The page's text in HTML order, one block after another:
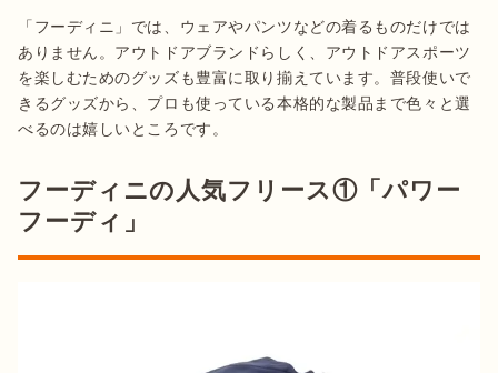
「フーディニ」では、ウェアやパンツなどの着るものだけでは
ありません。アウトドアブランドらしく、アウトドアスポーツ
を楽しむためのグッズも豊富に取り揃えています。普段使いで
きるグッズから、プロも使っている本格的な製品まで色々と選
べるのは嬉しいところです。
フーディニの人気フリース①「パワー
フーディ」